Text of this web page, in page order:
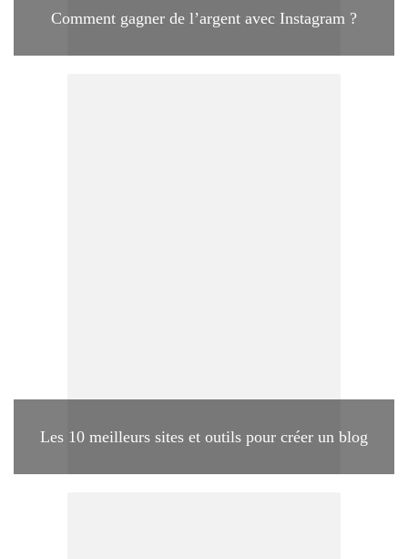
Comment gagner de l’argent avec Instagram ?
Les 10 meilleurs sites et outils pour créer un blog